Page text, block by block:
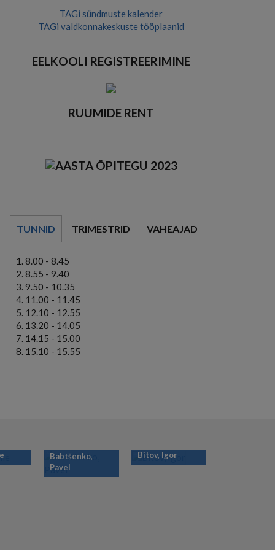
TAGi sündmuste kalender
TAGi valdkonnakeskuste tööplaanid
EELKOOLI REGISTREERIMINE
RUUMIDE RENT
TUNNID TRIMESTRID VAHEAJAD
8.00 - 8.45
8.55 - 9.40
9.50 - 10.35
11.00 - 11.45
12.10 - 12.55
13.20 - 14.05
14.15 - 15.00
15.10 - 15.55
Babtšenko,
Pavel
Bitov, Igor